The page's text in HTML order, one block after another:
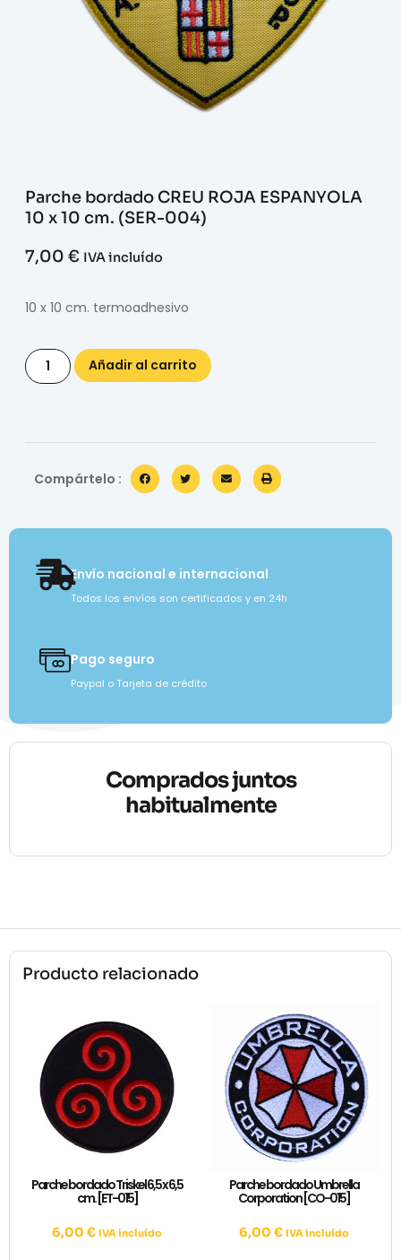
Parche bordado CREU ROJA ESPANYOLA
10 x 10 cm. (SER-004)
7,00 € IVA incluído
10 x 10 cm. termoadhesivo
Añadir al carrito
Compártelo :
Envío nacional e internacional
Todos los envíos son certificados y en 24h
Pago seguro
Paypal o Tarjeta de crédito
Comprados juntos
habitualmente
Producto relacionado
Parche bordado Triskel 6,5 x 6,5
cm. [ET-015]
6,00 € IVA incluído
Parche bordado Umbrella
Corporation [CO-015]
6,00 € IVA incluído